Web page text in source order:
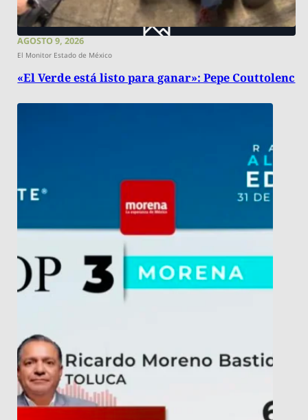
AGOSTO 9, 2026
El Monitor Estado de México
«El Verde está listo para ganar»: Pepe Couttolenc